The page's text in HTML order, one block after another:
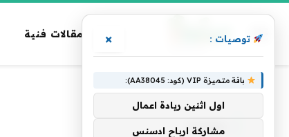
مقالات فنية
الرئيسية » شقلبة
شقلبة
توصيات : ×
باقة متميزة VIP (كود: AA38045):
اول اثنين ريادة اعمال
مشاركة ارباح ادسنس